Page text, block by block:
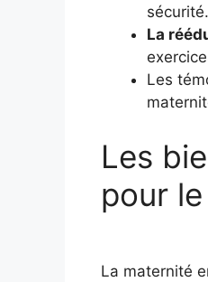
sécurité.
La
Les
Les
pour
La maternité